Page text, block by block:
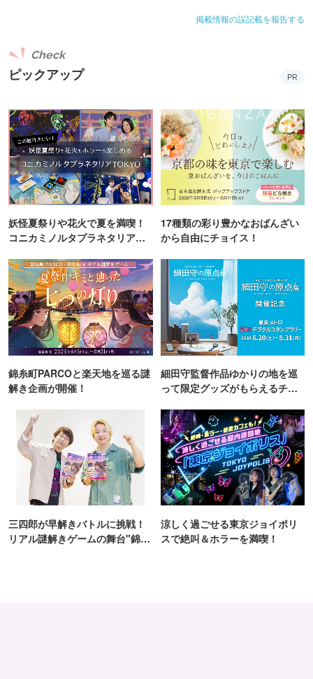
掲載情報の誤記載を報告する
ピックアップ
Check
PR
妖怪夏祭りや花火で夏を満喫！
コニカミノルタプラネタリア
17種類の彩り豊かなおばんざい
から自由にチョイス！
錦糸町PARCOと楽天地を巡る謎
解き企画が開催！
細田守監督作品ゆかりの地を巡
って限定グッズがもらえるチャ
三四郎が早解きバトルに挑戦！
リアル謎解きゲームの舞台"錦糸
涼しく過ごせる東京ジョイポリ
スで絶叫＆ホラーを満喫！